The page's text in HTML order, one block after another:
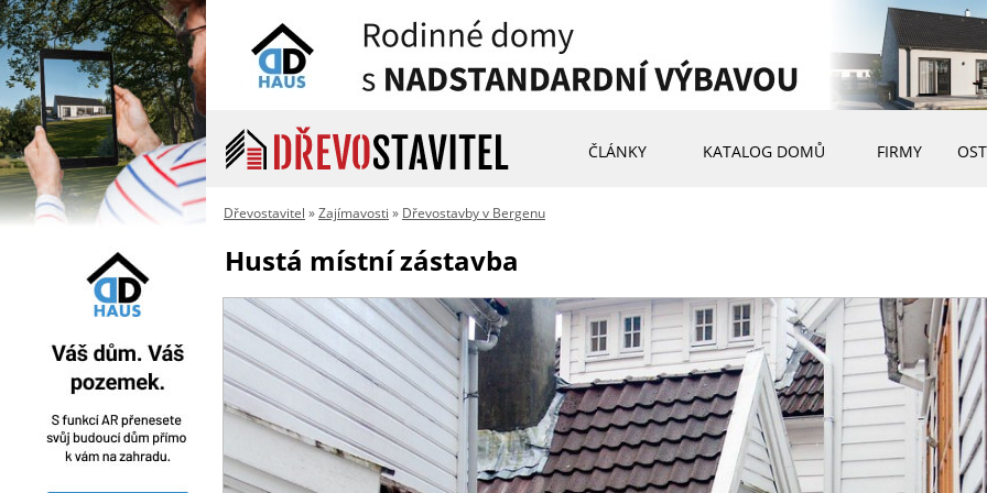
ČLÁNKY KATALOG DOMŮ FIRMY
Dřevostavitel »Zajímavosti » Dřevostavby v Bergenu
Hustá místní zástavba